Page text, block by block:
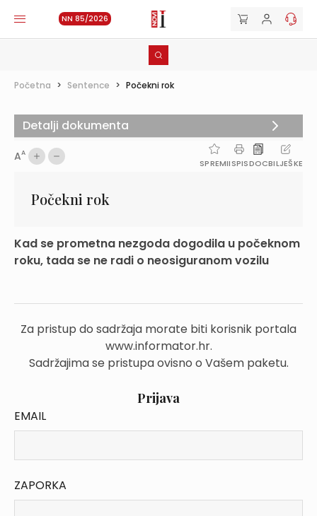
NN 85/2026
Početna > Sentence > Počekni rok
AA
SPREMIISPISDOCBILJEŠKE
Počekni rok
Kad se prometna nezgoda dogodila u počeknom
roku, tada se ne radi o neosiguranom vozilu
Za pristup do sadržaja morate biti korisnik portala
www.informator.hr.
Sadržajima se pristupa ovisno o Vašem paketu.
Prijava
EMAIL
ZAPORKA
Detalji dokumenta